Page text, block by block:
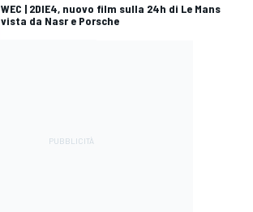
WEC | 2DIE4, nuovo film sulla 24h di Le Mans
vista da Nasr e Porsche